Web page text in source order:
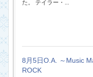
た。 テイラー・...
8月5日O.A. ～Music
ROCK